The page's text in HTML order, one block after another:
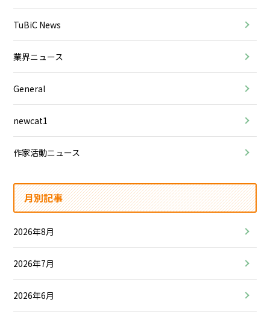
TuBiC News
業界ニュース
General
newcat1
作家活動ニュース
月別記事
2026年8月
2026年7月
2026年6月